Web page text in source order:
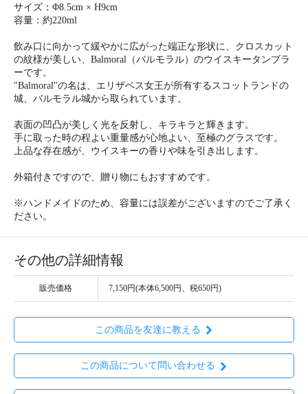
サイズ：Φ8.5cm × H9cm
容量：約220ml
飲み口に向かって緩やかに広がった端正な形状に、クロスカット
の紋様が美しい、Balmoral（バルモラル）のウイスキータンブラ
ーです。
"Balmoral"の名は、エリザベス女王が所有するスコットランドの
城、バルモラル城から取られています。
表面の凹凸が美しく光を反射し、キラキラと輝きます。
手に取った時の程よい重量感が心地よい、至極のグラスです。
上品な存在感が、ウイスキーの香りや味を引き出します。
外箱付きですので、贈り物にもおすすめです。
※ハンドメイドのため、容量には誤差がございますのでご了承く
ださい。
その他の詳細情報
販売価格 7,150円(本体6,500円、税650円)
この商品を友達に教える
この商品について問い合わせる